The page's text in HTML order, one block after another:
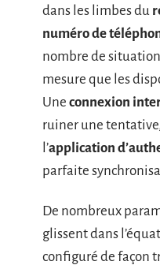
dans les limbes du
numéro de
nombre de
mesure que les
Une connexion
ruiner une
l’application
parfaite
De nombreux
glissent dans
configuré de façon